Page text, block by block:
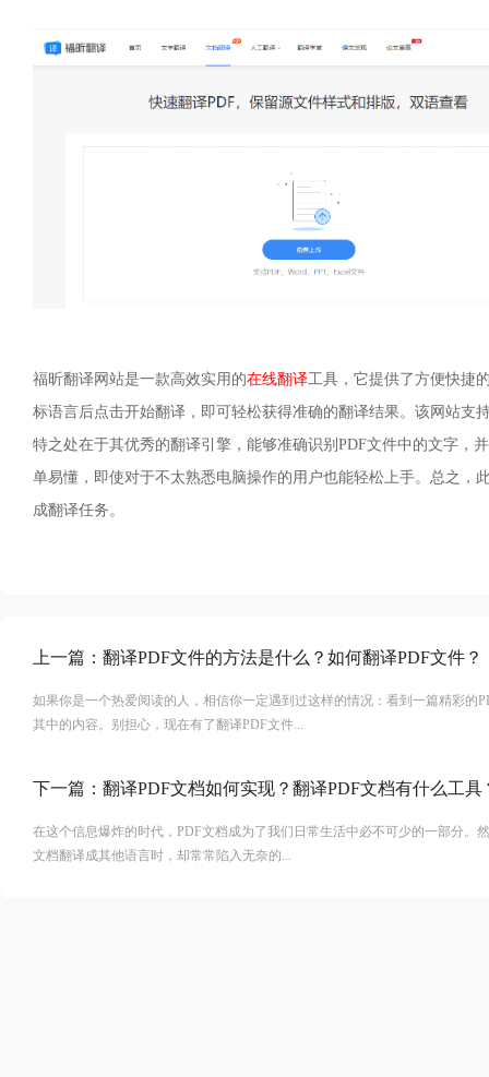
福昕翻译网站是一款高效实用的在线翻译工具，它提供了方便快捷
标语言后点击开始翻译，即可轻松获得准确的翻译结果。该网站
特之处在于其优秀的翻译引擎，能够准确识别PDF文件中的文字，
单易懂，即使对于不太熟悉电脑操作的用户也能轻松上手。总之，
成翻译任务。
上一篇： 翻译PDF文件的方法是什么？如何翻译PDF文件？
如果你是一个热爱阅读的人，相信你一定遇到过这样的情况：看到一篇精彩的
其中的内容。别担心，现在有了翻译PDF文件...
下一篇： 翻译PDF文档如何实现？翻译PDF文档有什么工具
在这个信息爆炸的时代，PDF文档成为了我们日常生活中必不可少的一部分。
文档翻译成其他语言时，却常常陷入无奈的...